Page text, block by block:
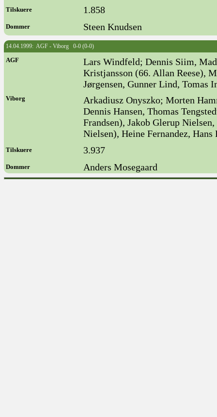
Tilskuere 1.858
Dommer Steen Knudsen
14.04.1999: AGF - Viborg 0-0 (0-0)
AGF
Lars Windfeld; Dennis Siim,
Kristjansson (66. Allan Reese),
Jørgensen, Gunner Lind, Tomas
Viborg
Arkadiusz Onyszko; Morten
Dennis Hansen, Thomas
Frandsen), Jakob Glerup
Nielsen), Heine Fernandez, Hans
Tilskuere 3.937
Dommer Anders Mosegaard